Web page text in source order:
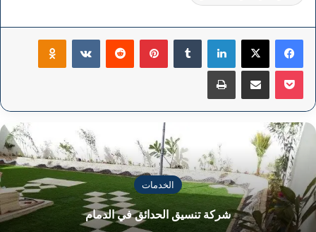
فيسبوك ‫X لينكدإن بينتيريست
‫Pocket مشاركة عبر البريد طباعة
الخدمات
شركة تنسيق الحدائق في الدمام